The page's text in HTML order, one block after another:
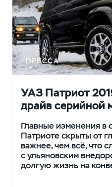
ПРЕССА
УАЗ Патриот
драйв серийной
Главные изменения в
Патриоте скрыты от
важнее, чем всё, что
с ульяновским
долгую жизнь на